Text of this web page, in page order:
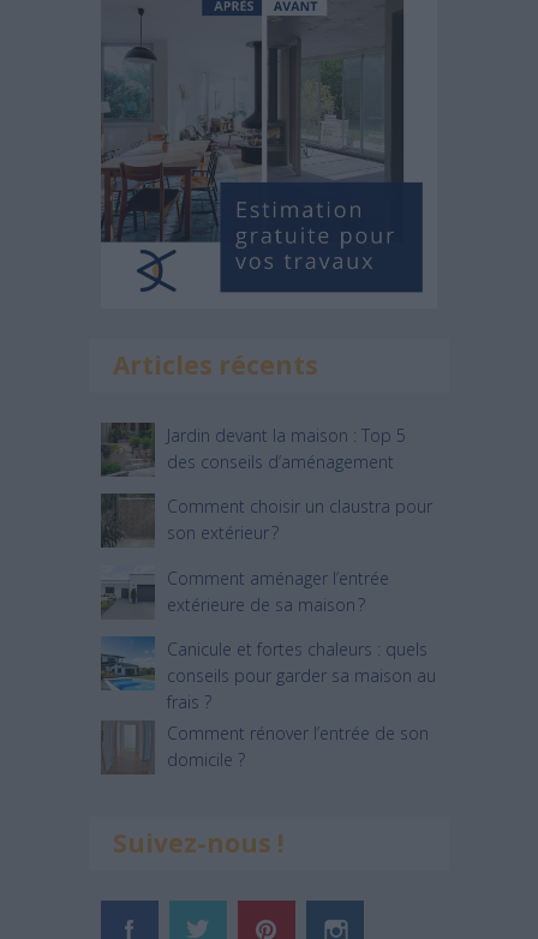
Articles récents
Jardin devant la maison : Top 5
des conseils d’aménagement
Comment choisir un claustra pour
son extérieur ?
Comment aménager l’entrée
extérieure de sa maison ?
Canicule et fortes chaleurs : quels
conseils pour garder sa maison au
frais ?
Comment rénover l’entrée de son
domicile ?
Suivez-nous !